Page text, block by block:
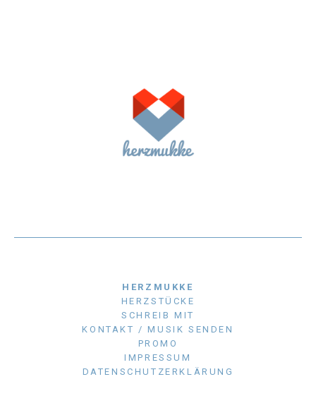
HERZMUKKE
HERZSTÜCKE
SCHREIB MIT
KONTAKT / MUSIK SENDEN
PROMO
IMPRESSUM
DATENSCHUTZERKLÄRUNG